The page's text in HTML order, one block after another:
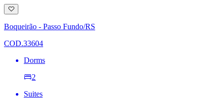
Adicionar
à
lista
de
Boqueirão - Passo Fundo/RS
COD.33604
Dorms
2
Suites